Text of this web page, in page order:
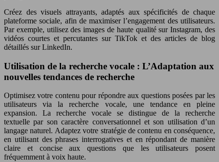
Créez des visuels attrayants, adaptés aux spécificités de chaque
plateforme sociale, afin de maximiser l’engagement des utilisateurs.
Par exemple, utilisez des images de haute qualité sur Instagram, des
vidéos courtes et percutantes sur TikTok et des articles de blog
détaillés sur LinkedIn.
Utilisation de la recherche vocale : L’Adaptation aux
nouvelles tendances de recherche
Optimisez votre contenu pour répondre aux questions posées par les
utilisateurs via la recherche vocale, une tendance en pleine
expansion. La recherche vocale se distingue de la recherche
textuelle par son caractère conversationnel et son utilisation d’un
langage naturel. Adaptez votre stratégie de contenu en conséquence,
en utilisant des phrases interrogatives et en répondant de manière
claire et concise aux questions que les utilisateurs posent
fréquemment à voix haute.